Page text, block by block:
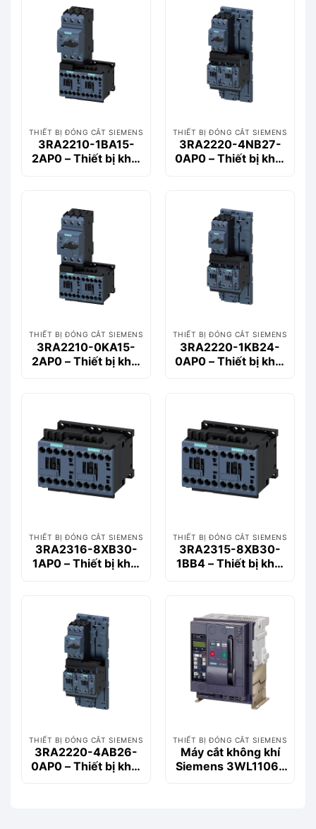
THIẾT BỊ ĐÓNG CẮT SIEMENS
3RA2210-1BA15-
2AP0 – Thiết bị khởi
THIẾT BỊ ĐÓNG CẮT SIEMENS
3RA2220-4NB27-
0AP0 – Thiết bị khởi
THIẾT BỊ ĐÓNG CẮT SIEMENS
3RA2210-0KA15-
2AP0 – Thiết bị khởi
THIẾT BỊ ĐÓNG CẮT SIEMENS
3RA2220-1KB24-
0AP0 – Thiết bị khởi
THIẾT BỊ ĐÓNG CẮT SIEMENS
3RA2316-8XB30-
1AP0 – Thiết bị khởi
THIẾT BỊ ĐÓNG CẮT SIEMENS
3RA2315-8XB30-
1BB4 – Thiết bị khởi
THIẾT BỊ ĐÓNG CẮT SIEMENS
3RA2220-4AB26-
0AP0 – Thiết bị khởi
THIẾT BỊ ĐÓNG CẮT SIEMENS
Máy cắt không khí
Siemens 3WL1106-